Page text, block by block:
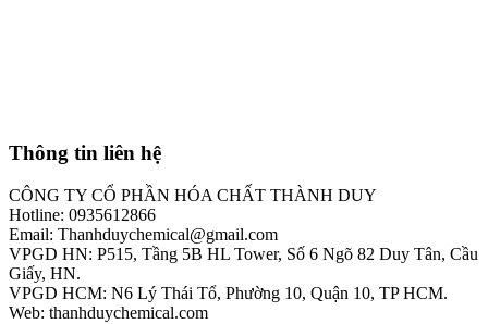
Thông tin liên hệ
CÔNG TY CỔ PHẦN HÓA CHẤT THÀNH DUY
Hotline: 0935612866
Email: Thanhduychemical@gmail.com
VPGD HN: P515, Tầng 5B HL Tower, Số 6 Ngõ 82 Duy Tân, Cầu
Giấy, HN.
VPGD HCM: N6 Lý Thái Tổ, Phường 10, Quận 10, TP HCM.
Web: thanhduychemical.com